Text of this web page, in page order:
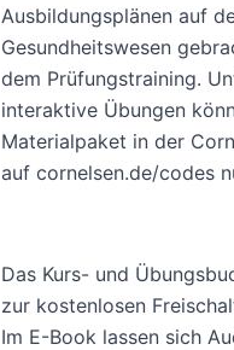
Ausbildungsplänen auf
Gesundheitswesen
dem Prüfungstraining.
interaktive Übungen
Materialpaket in der
auf cornelsen.de/codes
Das Kurs- und
zur kostenlosen
Im E-Book lassen sich